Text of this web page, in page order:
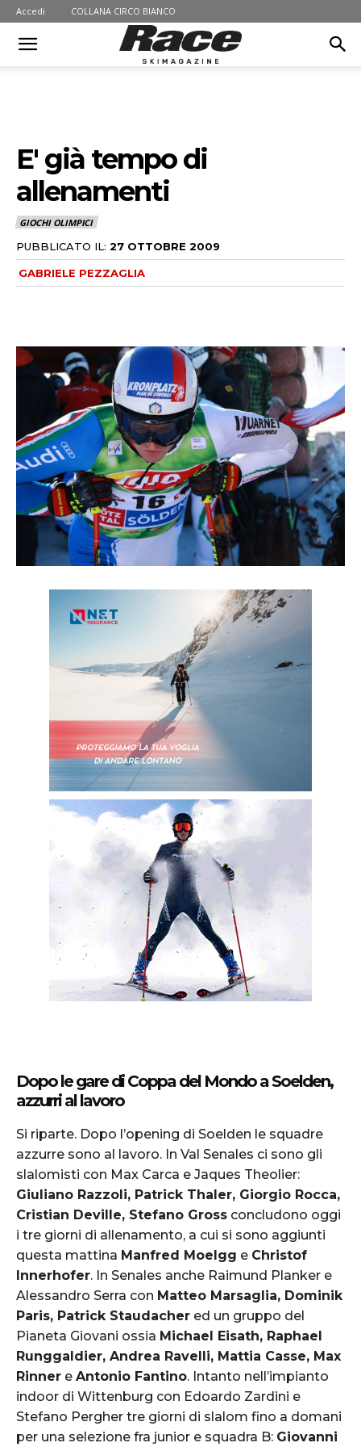
Accedi COLLANA CIRCO BIANCO
E' già tempo di
allenamenti
GIOCHI OLIMPICI
PUBBLICATO IL: 27 OTTOBRE 2009
GABRIELE PEZZAGLIA
Dopo le gare di Coppa del Mondo a Soelden,
azzurri al lavoro
Si riparte. Dopo l’opening di Soelden le squadre
azzurre sono al lavoro. In Val Senales ci sono gli
slalomisti con Max Carca e Jaques Theolier:
Giuliano Razzoli, Patrick Thaler, Giorgio Rocca,
Cristian Deville, Stefano Gross concludono oggi
i tre giorni di allenamento, a cui si sono aggiunti
questa mattina Manfred Moelgg e Christof
Innerhofer. In Senales anche Raimund Planker e
Alessandro Serra con Matteo Marsaglia, Dominik
Paris, Patrick Staudacher ed un gruppo del
Pianeta Giovani ossia Michael Eisath, Raphael
Runggaldier, Andrea Ravelli, Mattia Casse, Max
Rinner e Antonio Fantino. Intanto nell’impianto
indoor di Wittenburg con Edoardo Zardini e
Stefano Pergher tre giorni di slalom fino a domani
per una selezione fra junior e squadra B: Giovanni